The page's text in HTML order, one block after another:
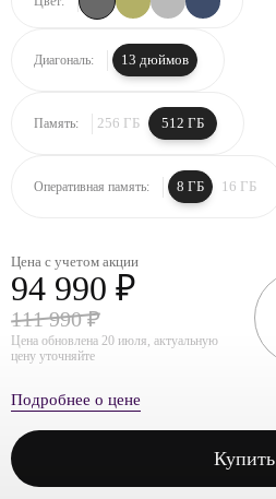
Диагональ: 13 дюймов
Память: 256 ГБ 512 ГБ
Оперативная память: 8 ГБ 16 ГБ
Цена с учетом акции
94 990 ₽
111 990 ₽
Цена обновлена 20 июля, актуальную
цену уточняйте
Подробнее о цене
Купить